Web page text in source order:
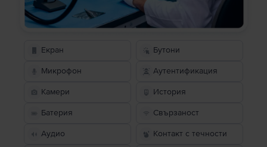
Екран Бутони
Микрофон Аутентификация
Камери История
Батерия Свързаност
Аудио
Контакт с течности